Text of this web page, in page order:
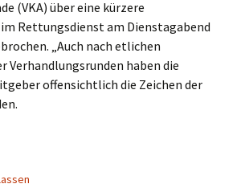
(VKA) über eine kürzere
Rettungsdienst am Dienstagabend
„Auch nach etlichen
Verhandlungsrunden haben die
offensichtlich die Zeichen der
über kürzere Höchstarbeitszeit im